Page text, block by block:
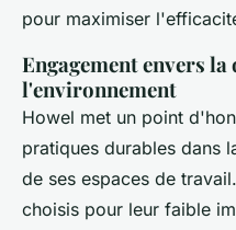
pour maximiser
Engagement envers
l'environnement
Howel met un point
pratiques durables dans
de ses espaces de
choisis pour leur faible